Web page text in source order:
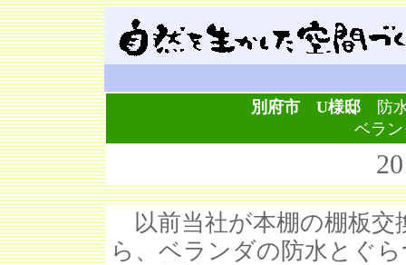
別府市 U様邸
防
ベラ
以前当社が本棚の棚板交
ら、ベランダの防水とぐ